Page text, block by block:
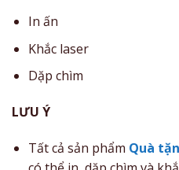
In ấn
Khắc laser
Dặp chìm
LƯU Ý
Tất cả sản phẩm Quà